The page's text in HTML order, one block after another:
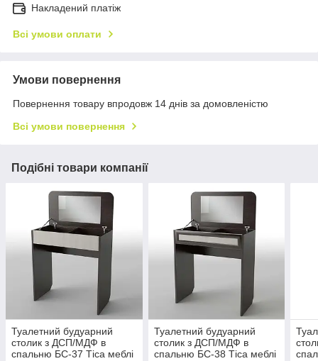
Накладений платіж
Всі умови оплати
Умови повернення
Повернення товару впродовж 14 днів за домовленістю
Всі умови повернення
Подібні товари компанії
Туалетний будуарний
столик з ДСП/МДФ в
спальню БС-37 Тіса меблі
Туалетний будуарний
столик з ДСП/МДФ в
спальню БС-38 Тіса меблі